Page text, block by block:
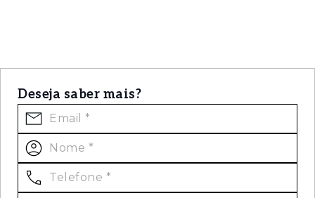
Deseja saber mais?